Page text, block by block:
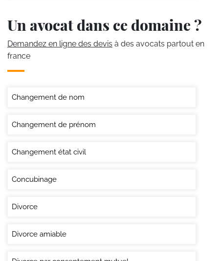
Un avocat dans ce domaine ?
Demandez en ligne des devis à des avocats partout en
france
Changement de nom
Changement de prénom
Changement état civil
Concubinage
Divorce
Divorce amiable